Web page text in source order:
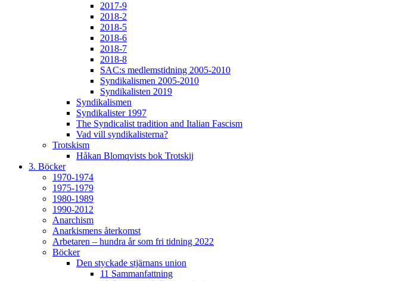
2017-9
2018-2
2018-5
2018-6
2018-7
2018-8
SAC:s medlemstidning 2005-2010
Syndikalismen 2005-2010
Syndikalisten 2019
Syndikalismen
Syndikalister 1997
The Syndicalist tradition and Italian Fascism
Vad vill syndikalisterna?
Trotskism
Håkan Blomqvists bok Trotskij
3. Böcker
1970-1974
1975-1979
1980-1989
1990-2012
Anarchism
Anarkismens återkomst
Arbetaren – hundra år som fri tidning 2022
Böcker
Den styckade stjärnans union
11 Sammanfattning